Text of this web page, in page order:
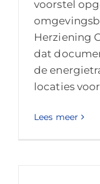
voorstel
Herziening
dat
de
locaties
Lees meer